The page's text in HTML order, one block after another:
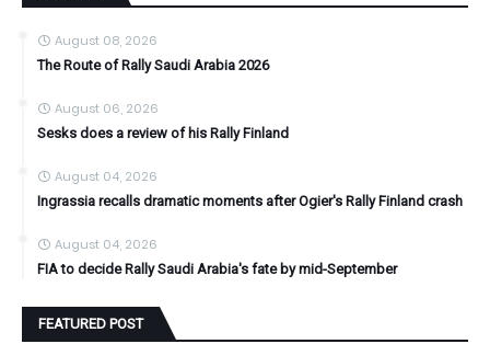
August 08, 2026
The Route of Rally Saudi Arabia 2026
August 06, 2026
Sesks does a review of his Rally Finland
August 04, 2026
Ingrassia recalls dramatic moments after Ogier's Rally Finland crash
August 04, 2026
FIA to decide Rally Saudi Arabia's fate by mid-September
FEATURED POST